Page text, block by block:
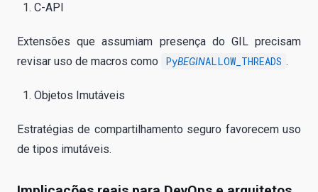
C-API
Extensões que assumiam presença do GIL precisam
revisar uso de macros como PyBEGINALLOW_THREADS .
Objetos Imutáveis
Estratégias de compartilhamento seguro favorecem uso
de tipos imutáveis.